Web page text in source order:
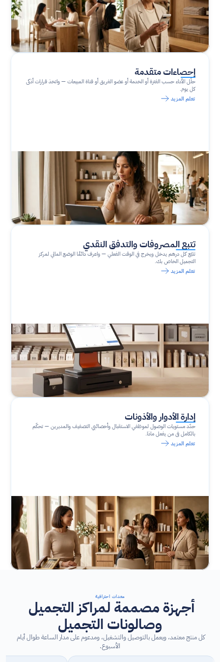
إحصاءات متقدمة
كل يوم.
تعلم المزيد
تتبع المصروفات والتدفق النقدي
التجميل الخاص بك.
تعلم المزيد
إدارة الأدوار والأذونات
بالكامل في من يفعل ماذا.
تعلم المزيد
معدات احترافية
وصالونات التجميل
الأسبوع.